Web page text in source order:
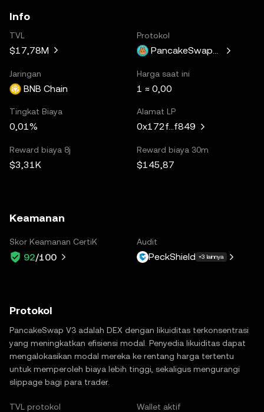
Info
TVL
$17,78M
Protokol
PancakeSwapV3
Jaringan
BNB Chain
Harga saat ini
1 ≈ 0,00
Tingkat Biaya
0,01%
Alamat LP
0x172f...f849
Reward biaya 8j
$3,31K
Reward biaya 30m
$145,87
Keamanan
Skor Keamanan CertiK
92/100
Audit
PeckShield +3 lainnya
Protokol
PancakeSwap V3 adalah DEX dengan likuiditas terkonsentrasi
yang meningkatkan efisiensi modal. Penyedia likuiditas dapat
mengalokasikan modal mereka ke rentang harga tertentu
untuk memperoleh biaya lebih tinggi, sekaligus mengurangi
slippage bagi para trader.
TVL protokol Wallet aktif